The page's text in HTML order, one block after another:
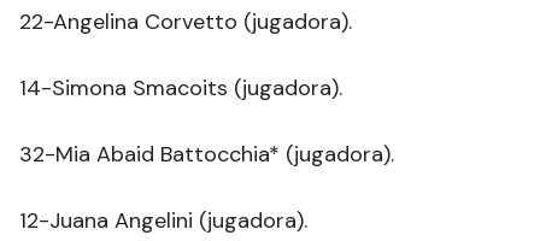
22-Angelina Corvetto (jugadora).
14-Simona Smacoits (jugadora).
32-Mia Abaid Battocchia* (jugadora).
12-Juana Angelini (jugadora).